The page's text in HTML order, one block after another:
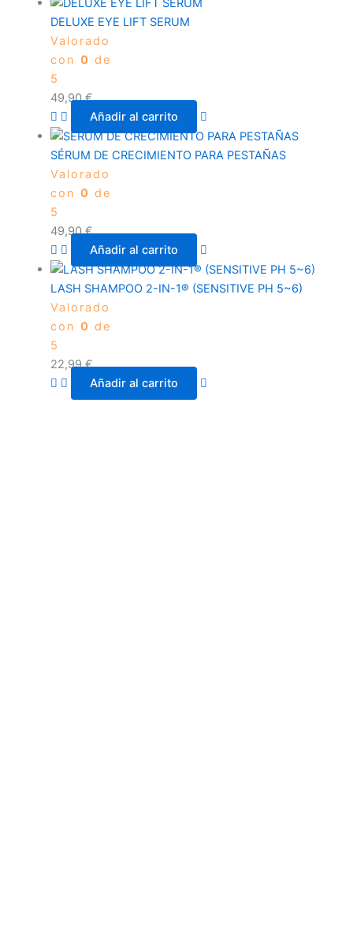
DELUXE EYE LIFT SERUM
Valorado
con 0 de
5
49,90€
Añadir al carrito
SÉRUM DE CRECIMIENTO PARA PESTAÑAS
Valorado
con 0 de
5
49,90€
Añadir al carrito
LASH SHAMPOO 2-IN-1® (SENSITIVE PH 5~6)
Valorado
con 0 de
5
22,99€
Añadir al carrito